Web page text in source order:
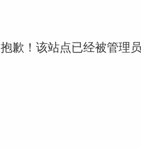
抱歉！该站点已经被管理